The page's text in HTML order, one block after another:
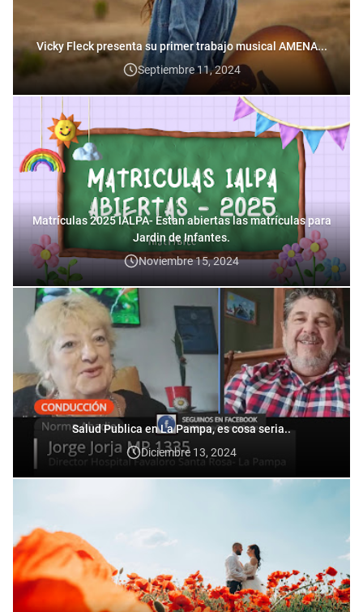
Vicky Fleck presenta su primer trabajo musical AMENA...
Septiembre 11, 2024
Matrículas 2025 IALPA- Estan abiertas las matrículas para
Jardin de Infantes.
Noviembre 15, 2024
Salud Publica en La Pampa, es cosa seria..
Diciembre 13, 2024